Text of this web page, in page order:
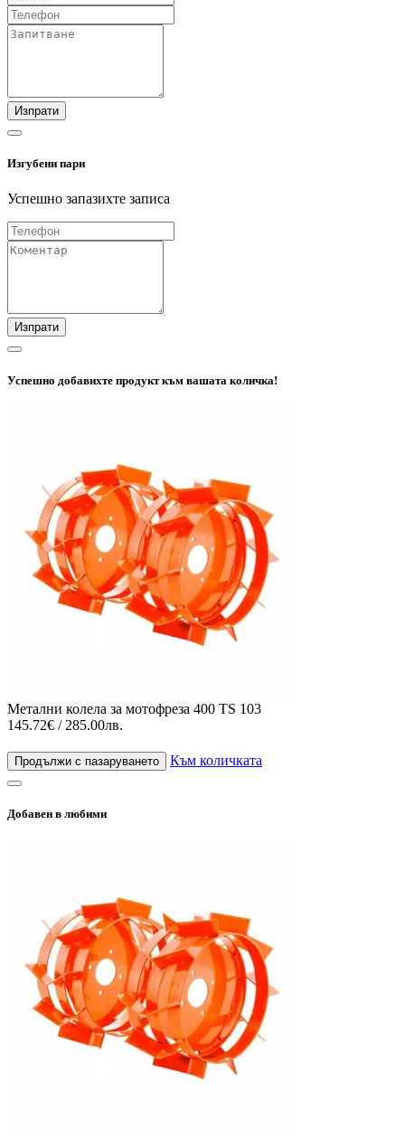
Изпрати
Изгубени пари
Успешно запазихте записа
Изпрати
Успешно добавихте продукт към вашата количка!
Метални колела за мотофреза 400 TS 103
145.72€ / 285.00лв.
Продължи с пазаруването Към количката
Добавен в любими